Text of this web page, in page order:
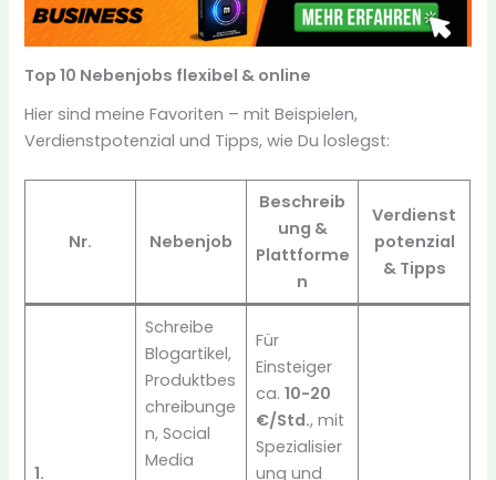
Top 10 Nebenjobs flexibel & online
Hier sind meine Favoriten – mit Beispielen,
Verdienstpotenzial und Tipps, wie Du loslegst:
Nr. Nebenjob
Beschreib
ung &
Plattforme
n
Verdienst
potenzial
& Tipps
1.
Schreibe
Blogartikel,
Produktbes
chreibunge
n, Social
Media
Für
Einsteiger
ca. 10-20
€/Std., mit
Spezialisier
ung und